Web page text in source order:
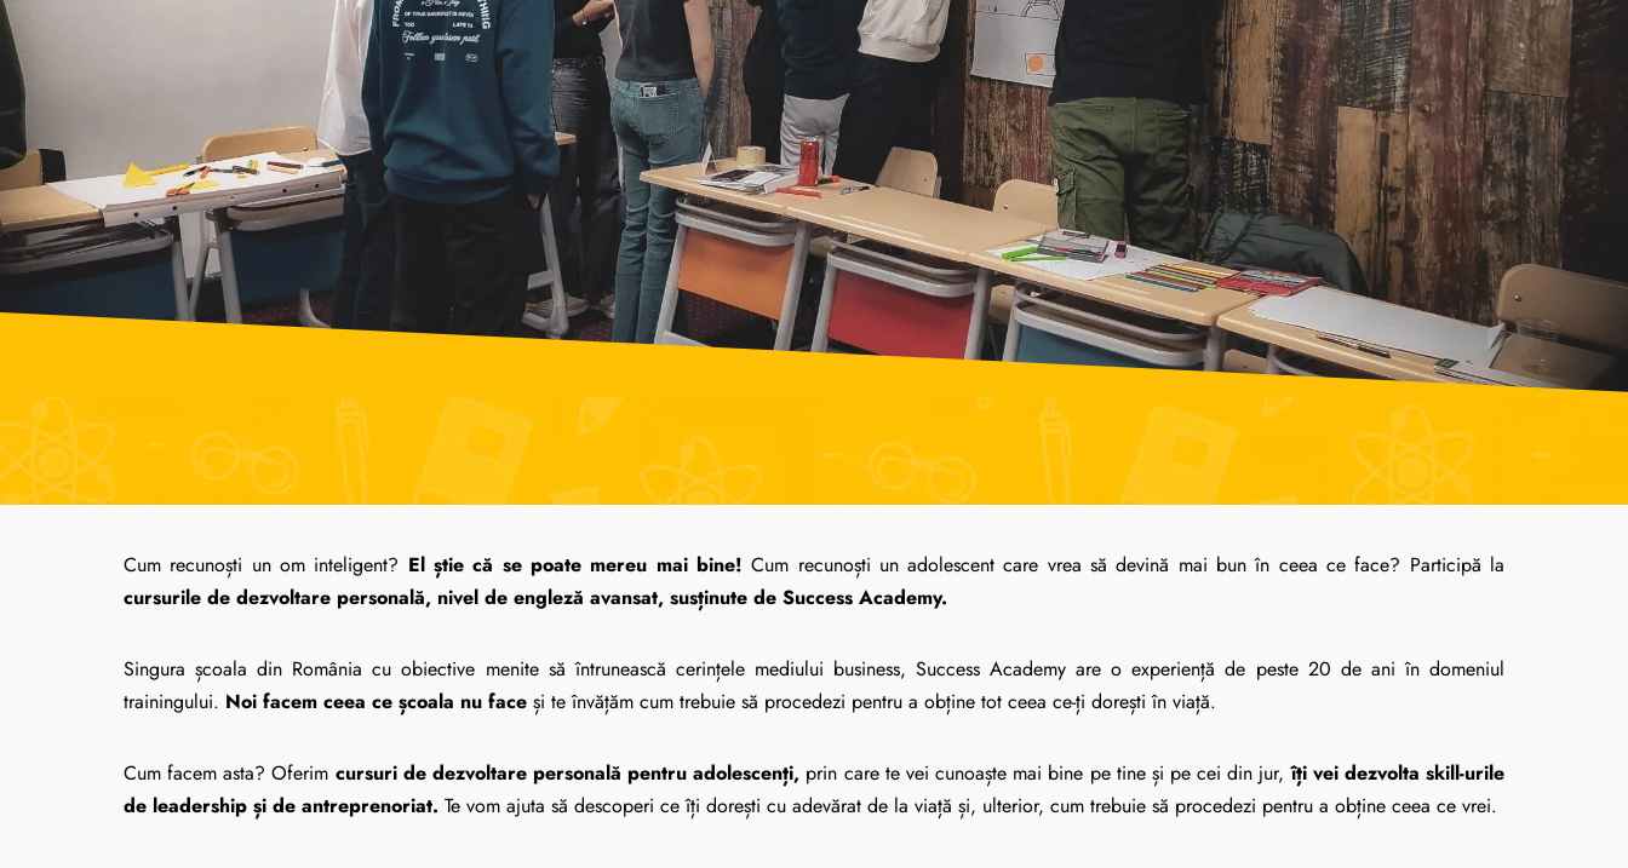
Cum recunoști un om inteligent? El știe că se poate mereu mai bine! Cum recunoști un adolescent care vrea să devină mai bun în ceea ce face? Participă la
cursurile de dezvoltare personală, nivel de engleză avansat, susținute de Success Academy.
Singura școala din România cu obiective menite să întrunească cerințele mediului business, Success Academy are o experiență de peste 20 de ani în domeniul
trainingului. Noi facem ceea ce școala nu face și te învățăm cum trebuie să procedezi pentru a obține tot ceea ce-ți dorești în viață.
Cum facem asta? Oferim cursuri de dezvoltare personală pentru adolescenți, prin care te vei cunoaște mai bine pe tine și pe cei din jur,îți vei dezvolta skill-urile
de leadership și de antreprenoriat. Te vom ajuta să descoperi ce îți dorești cu adevărat de la viață și, ulterior, cum trebuie să procedezi pentru a obține ceea ce vrei.